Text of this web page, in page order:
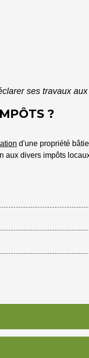
ses travaux
?
d'une propriété
aux divers impôts